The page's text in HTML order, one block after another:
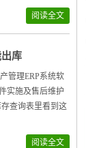
阅读全文
库
管理ERP系统软
实施及售后维护
查询表里看到这
阅读全文